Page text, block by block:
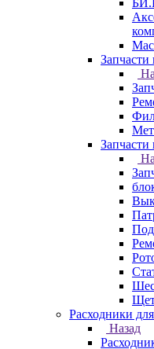
Расходники
Назад